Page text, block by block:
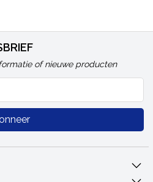
of nieuwe producten